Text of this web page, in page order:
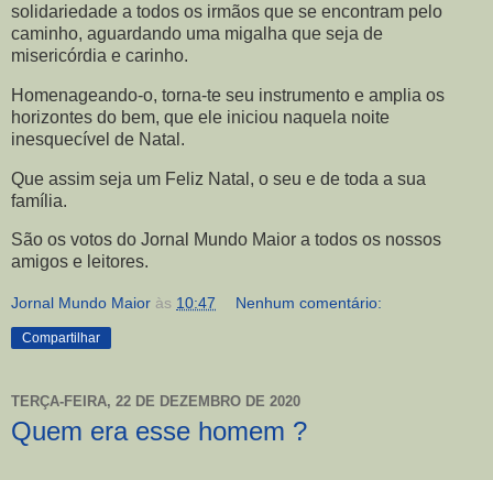
solidariedade a todos os irmãos que se encontram pelo
caminho, aguardando uma migalha que seja de
misericórdia e carinho.
Homenageando-o, torna-te seu instrumento e amplia os
horizontes do bem, que ele iniciou naquela noite
inesquecível de Natal.
Que assim seja um Feliz Natal, o seu e de toda a sua
família.
São os votos do Jornal Mundo Maior a todos os nossos
amigos e leitores.
Jornal Mundo Maior às 10:47 Nenhum comentário:
Compartilhar
TERÇA-FEIRA, 22 DE DEZEMBRO DE 2020
Quem era esse homem ?